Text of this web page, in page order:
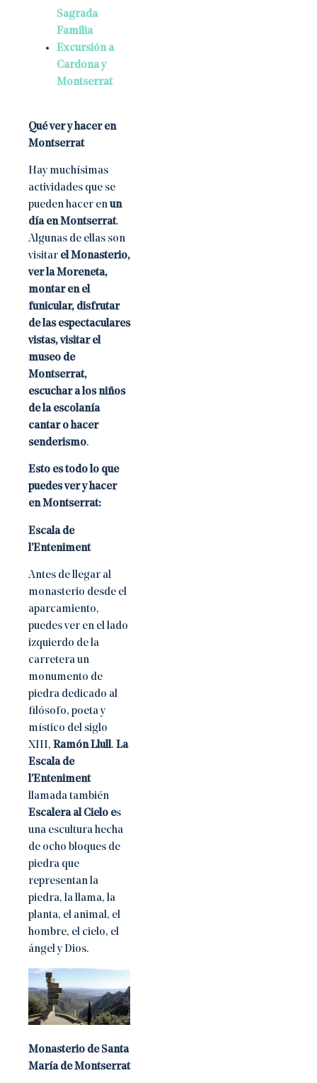
Sagrada
Familia
Excursión a
Cardona y
Montserrat
Qué ver y hacer en
Montserrat
Hay muchísimas
actividades que se
pueden hacer enun
día en Montserrat.
Algunas de ellas son
visitar el Monasterio,
ver la Moreneta,
montar en el
funicular, disfrutar
de las espectaculares
vistas, visitar el
museo de
Montserrat,
escuchar a los niños
de la escolanía
cantar o hacer
senderismo.
Esto es todo lo que
puedes ver y hacer
en Montserrat:
Escala de
l’Enteniment
Antes de llegar al
monasterio desde el
aparcamiento,
puedes ver en el lado
izquierdo de la
carretera un
monumento de
piedra dedicado al
filósofo, poeta y
místico del siglo
XIII, Ramón Llull. La
Escala de
l’Enteniment
llamada también
Escalera al Cielo es
una escultura hecha
de ocho bloques de
piedra que
representan la
piedra, la llama, la
planta, el animal, el
hombre, el cielo, el
ángel y Dios.
Monasterio de Santa
María de Montserrat